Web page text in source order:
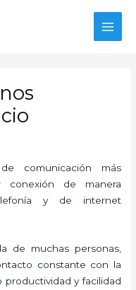
comunicación más
conexión de manera
y de internet
de muchas personas,
constante con la
productividad y facilidad